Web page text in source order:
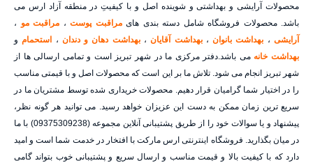
محصولات آرایشی و بهداشتی و شوینده اصل و با کیفیتِ در منطقه آزاد ارس می
باشد. محصولات فروشگاه شامل دسته بندی هایمراقبت پوست ، مراقبت مو ،
آرایشی، بهداشت بانوان،بهداشت آقایان،بهداشت دهان و دندان ، استحمامو
بهداشت خانه می باشد.دفتر مرکزی ما در شهر تبریز است و تمامی ارسالی ها از
شهر تبریز انجام می شود. تلاش ما بر این است که محصولات اصل و با قیمتی مناسب
را در اختیار شما گرامیان قرار دهیم. محصولات خریداری شده توسط مشتریان ما در
سریع ترین زمان ممکن به دست این عزیزان خواهد رسید. می توانید هر گونه نظر،
پیشنهاد و یا سوالات خود را از طریق پشتیبانی آنلاین مجموعه (09375309238) با ما
در میان بگذارید. فروشگاه اینترنتی ارس مارکت با افتخار در خدمت شما است و امید
دارد که با کیفیت بالا و قیمت مناسب و ارسال سریع و پشتیبانی خوب بتواند گامی